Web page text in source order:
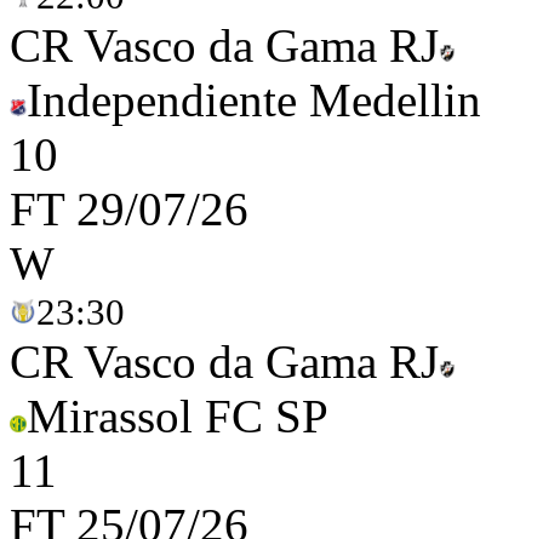
CR Vasco da Gama RJ
Independiente Medellin
10
FT 29/07/26
W
23:30
CR Vasco da Gama RJ
Mirassol FC SP
11
FT 25/07/26